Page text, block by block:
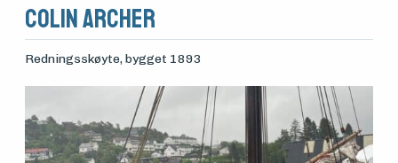
Colin Archer
Redningsskøyte, bygget 1893